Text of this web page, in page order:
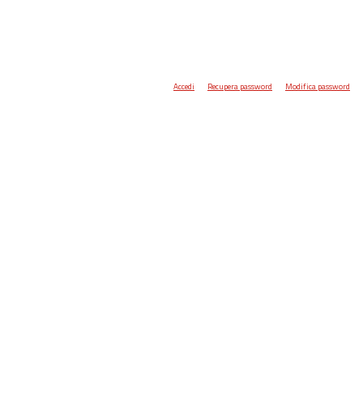
Accedi Recupera password Modifica password